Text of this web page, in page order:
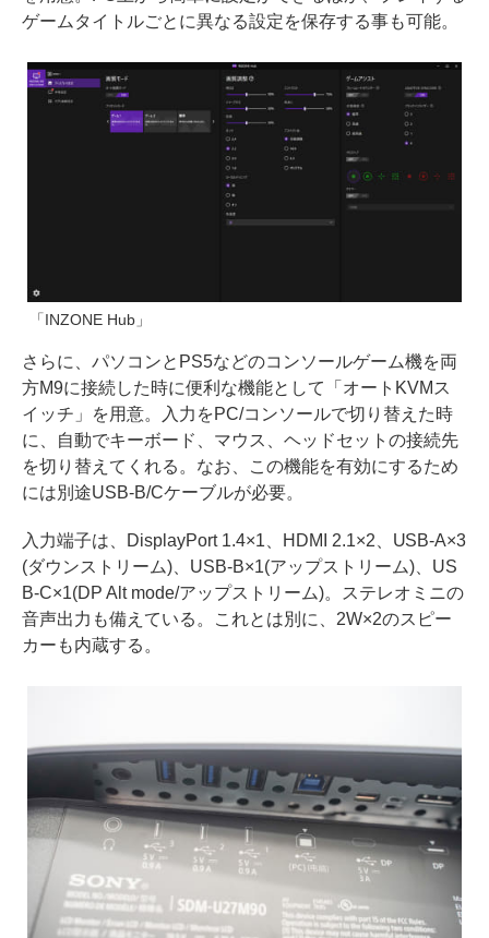
ゲームタイトルごとに異なる設定を保存する事も可能。
「INZONE Hub」
さらに、パソコンとPS5などのコンソールゲーム機を両
方M9に接続した時に便利な機能として「オートKVMス
イッチ」を用意。入力をPC/コンソールで切り替えた時
に、自動でキーボード、マウス、ヘッドセットの接続先
を切り替えてくれる。なお、この機能を有効にするため
には別途USB-B/Cケーブルが必要。
入力端子は、DisplayPort 1.4×1、HDMI 2.1×2、USB-A×3
(ダウンストリーム)、USB-B×1(アップストリーム)、US
B-C×1(DP Alt mode/アップストリーム)。ステレオミニの
音声出力も備えている。これとは別に、2W×2のスピー
カーも内蔵する。